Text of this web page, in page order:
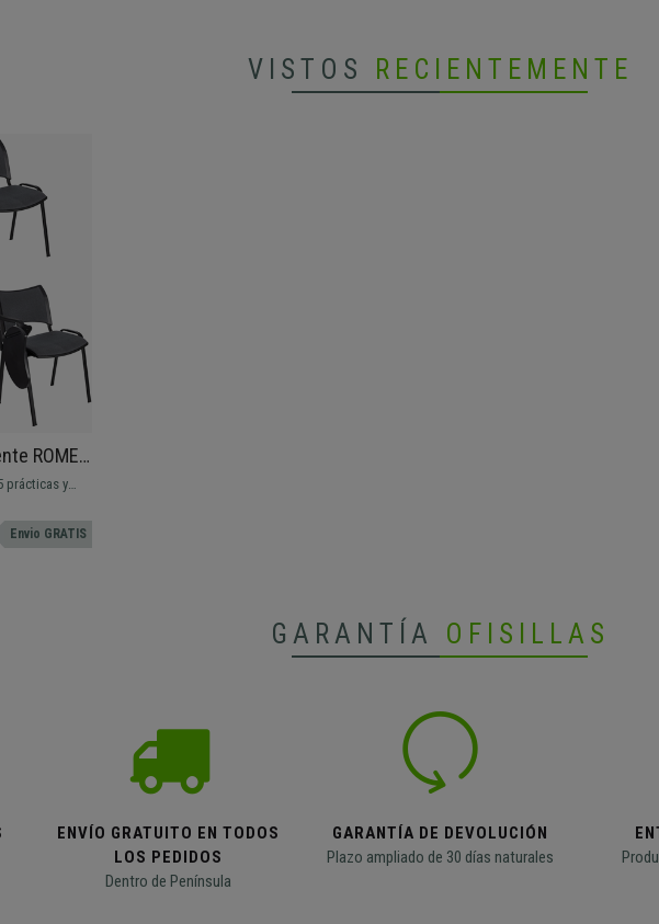
VISTOS RECIENTEMENTE
ROMEL
Gris
PALA.
diseño
Envio GRATIS
GARANTÍA OFISILLAS
ENVÍO GRATUITO EN TODOS
LOS PEDIDOS
Dentro de Península
GARANTÍA DE DEVOLUCIÓN
Plazo ampliado de 30 días naturales